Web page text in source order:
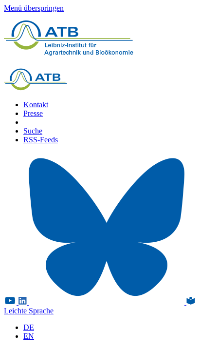
Menü überspringen
Kontakt
Presse
Suche
RSS-Feeds
Leichte Sprache
DE
EN